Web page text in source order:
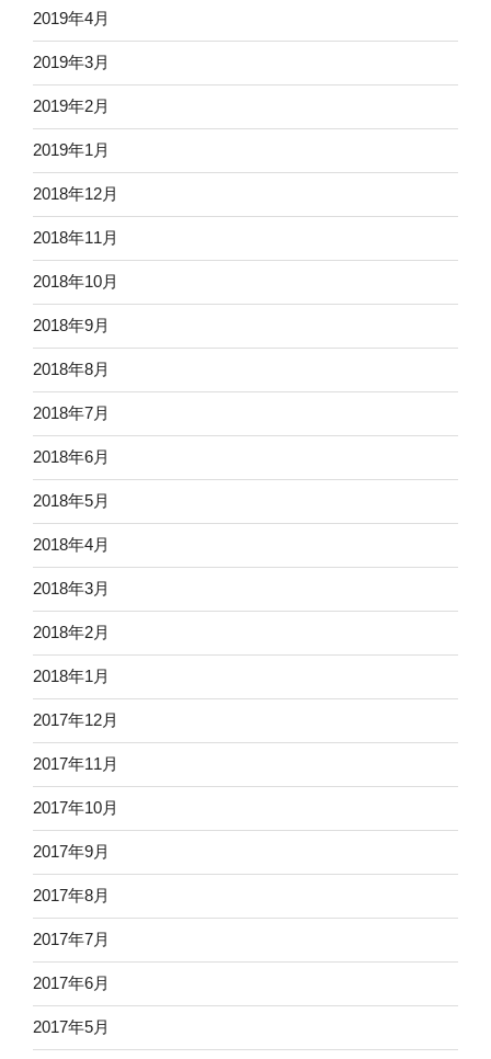
2019年4月
2019年3月
2019年2月
2019年1月
2018年12月
2018年11月
2018年10月
2018年9月
2018年8月
2018年7月
2018年6月
2018年5月
2018年4月
2018年3月
2018年2月
2018年1月
2017年12月
2017年11月
2017年10月
2017年9月
2017年8月
2017年7月
2017年6月
2017年5月